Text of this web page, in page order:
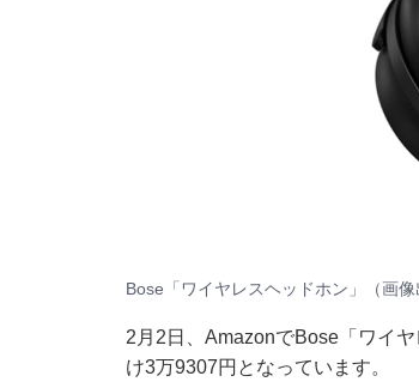
Bose「ワイヤレスヘッドホン」（画像
2月2日、AmazonでBose「ワイ
け3万9307円となっています。